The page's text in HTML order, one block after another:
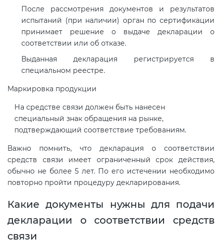
После рассмотрения документов и результатов
испытаний (при наличии) орган по сертификации
принимает решение о выдаче декларации о
соответствии или об отказе.
Выданная декларация регистрируется в
специальном реестре.
Маркировка продукции
На средстве связи должен быть нанесен
специальный знак обращения на рынке,
подтверждающий соответствие требованиям.
Важно помнить, что декларация о соответствии
средств связи имеет ограниченный срок действия,
обычно не более 5 лет. По его истечении необходимо
повторно пройти процедуру декларирования.
Какие документы нужны для подачи
декларации о соответствии средств
связи
Действующие технические
регламенты